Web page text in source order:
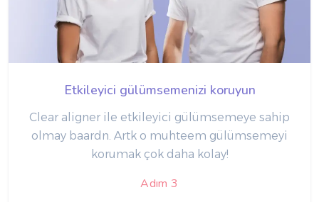
Etkileyici gülümsemenizi koruyun
Clear aligner ile etkileyici gülümsemeye sahip
olmay‎ ba‏ard‎n. Art‎k o muhte‏em gülümsemeyi
korumak çok daha kolay!
Adım 3